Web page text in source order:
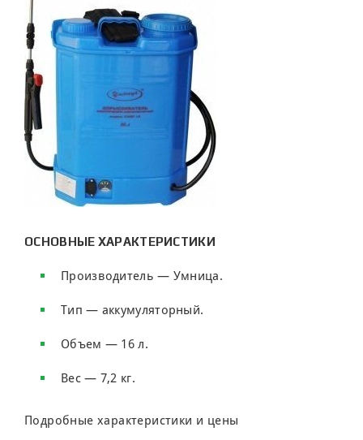
ОСНОВНЫЕ ХАРАКТЕРИСТИКИ
Производитель — Умница.
Тип — аккумуляторный.
Объем — 16 л.
Вес — 7,2 кг.
Подробные характеристики и цены